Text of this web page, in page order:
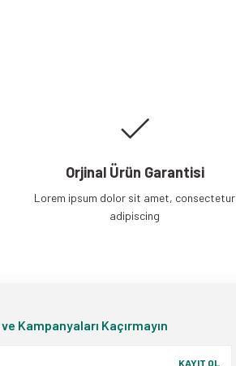
Orjinal Ürün Garantisi
Lorem ipsum dolor sit amet, consectetur
adipiscing
Kampanyaları Kaçırmayın
KAYIT OL